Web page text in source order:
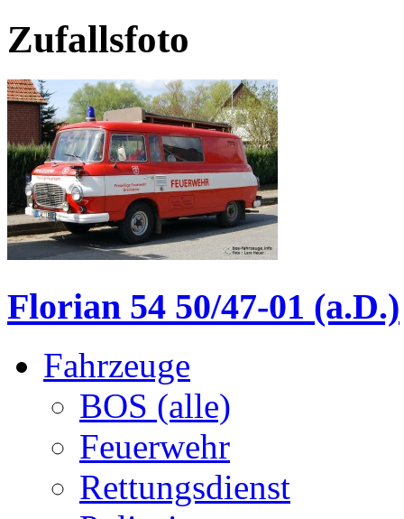
Zufallsfoto
Florian 54 50/47-01 (a.D.)
Fahrzeuge
BOS (alle)
Feuerwehr
Rettungsdienst